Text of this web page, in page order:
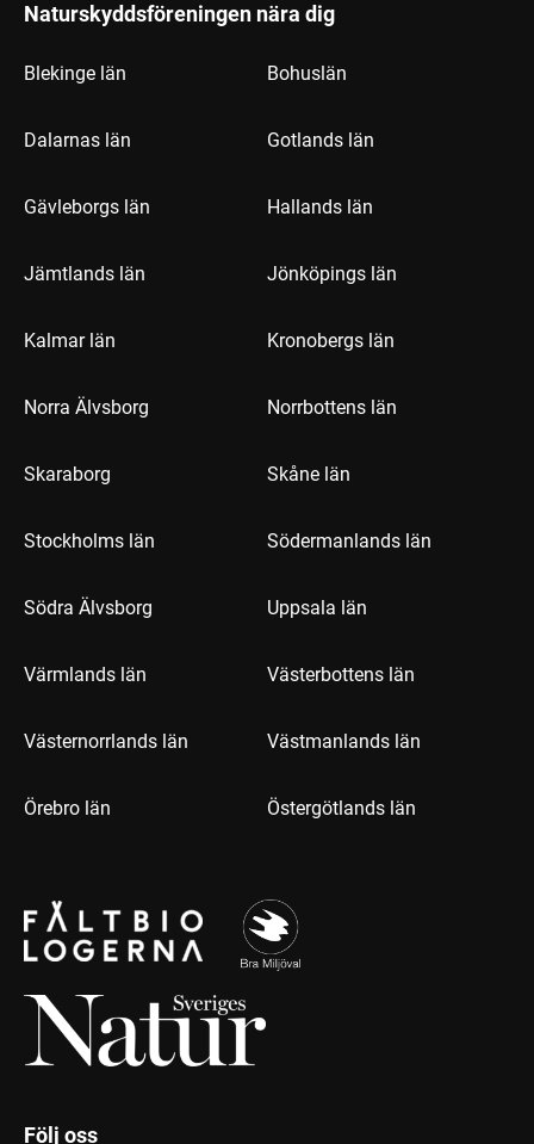
Naturskyddsföreningen nära dig
Blekinge län Bohuslän
Dalarnas län Gotlands län
Gävleborgs län Hallands län
Jämtlands län Jönköpings län
Kalmar län Kronobergs län
Norra Älvsborg Norrbottens län
Skaraborg Skåne län
Stockholms län Södermanlands län
Södra Älvsborg Uppsala län
Värmlands län Västerbottens län
Västernorrlands län Västmanlands län
Örebro län Östergötlands län
Följ oss